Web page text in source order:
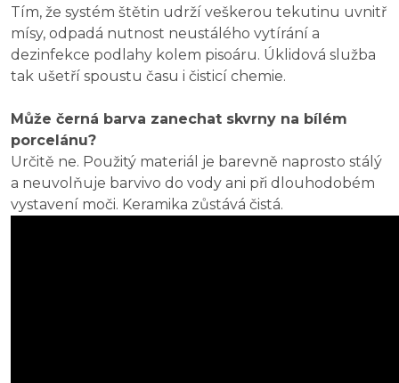
Tím, že systém štětin udrží veškerou tekutinu uvnitř
mísy, odpadá nutnost neustálého vytírání a
dezinfekce podlahy kolem pisoáru. Úklidová služba
tak ušetří spoustu času i čisticí chemie.
Může černá barva zanechat skvrny na bílém
porcelánu?
Určitě ne. Použitý materiál je barevně naprosto stálý
a neuvolňuje barvivo do vody ani při dlouhodobém
vystavení moči. Keramika zůstává čistá.